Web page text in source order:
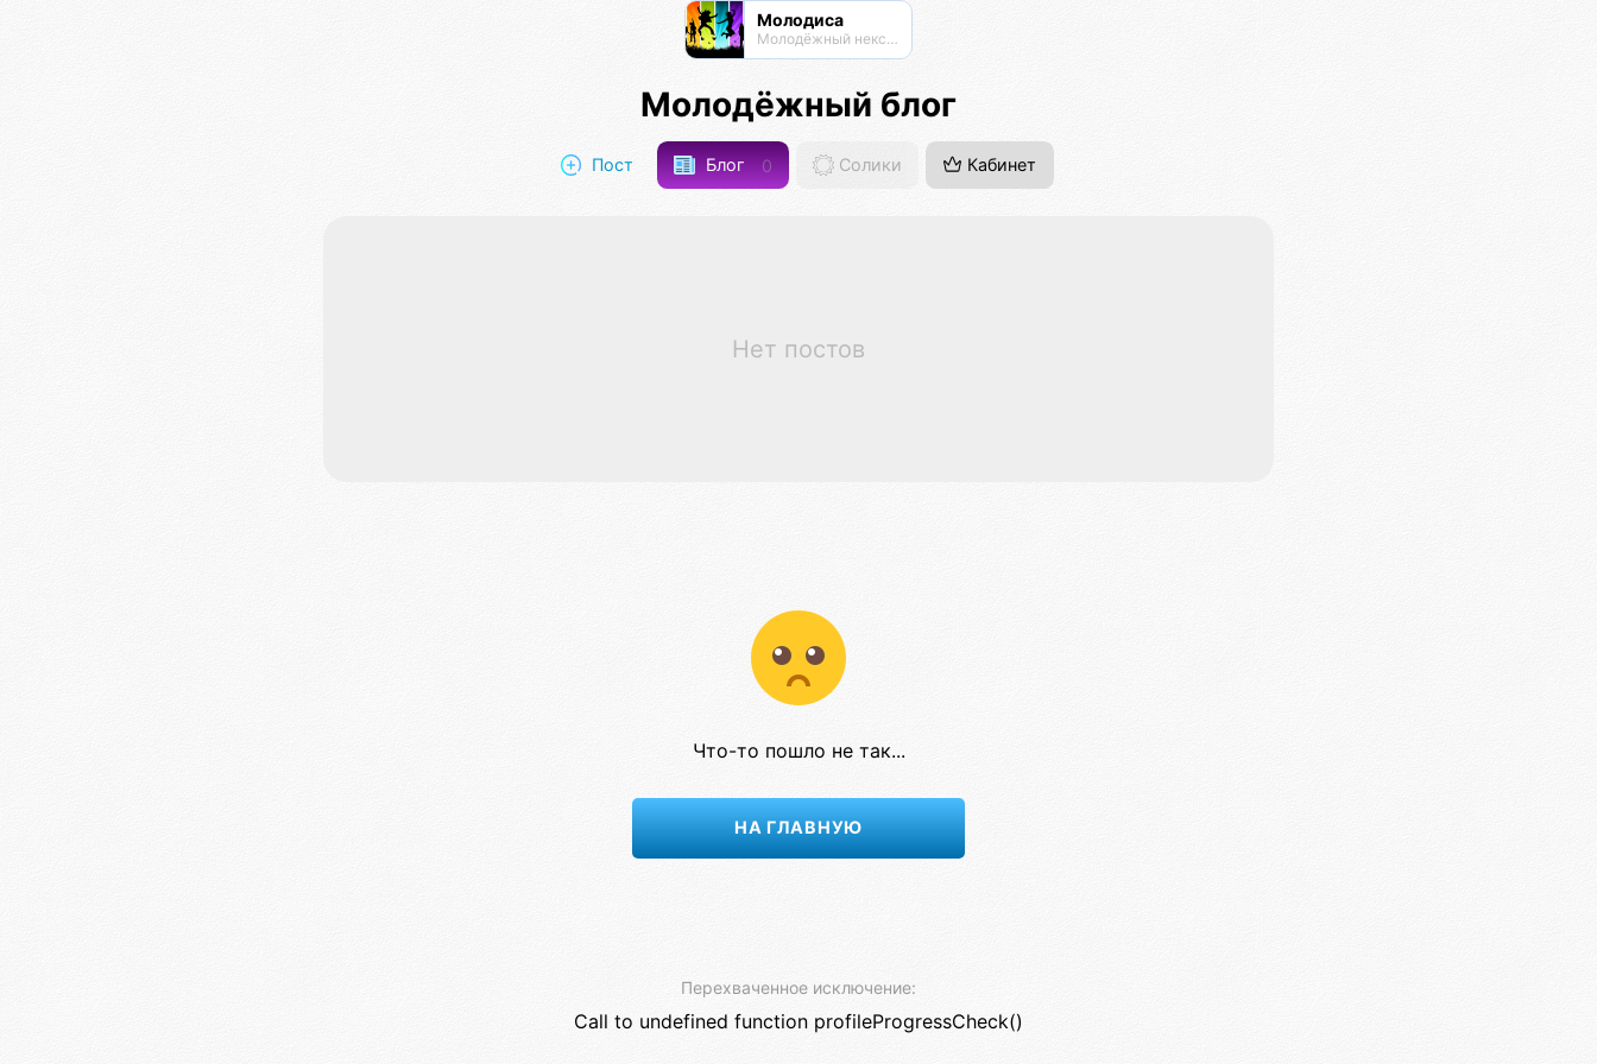
Молодиса
Молодёжный нексус
Молодёжный блог
Пост Блог 0 Солики Кабинет
Нет постов
Что-то пошло не так...
НА ГЛАВНУЮ
Перехваченное исключение:
Call to undefined function profileProgressCheck()